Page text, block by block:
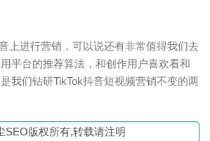
上进行营销，可以说还有非常值得我们去
平台的推荐算法，和创作用户喜欢看和
我们钻研TikTok抖音短视频营销不变的两
SEO版权所有,转载请注明